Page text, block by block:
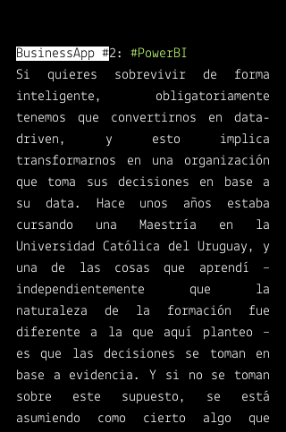
BusinessApp #2: #PowerBI
Si quieres sobrevivir de forma
inteligente, obligatoriamente
tenemos que convertirnos en data-
driven, y esto implica
transformarnos en una organización
que toma sus decisiones en base a
su data. Hace unos años estaba
cursando una Maestría en la
Universidad Católica del Uruguay, y
una de las cosas que aprendí –
independientemente que la
naturaleza de la formación fue
diferente a la que aquí planteo –
es que las decisiones se toman en
base a evidencia. Y si no se toman
sobre este supuesto, se está
asumiendo como cierto algo que